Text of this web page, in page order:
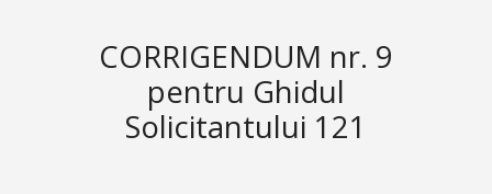
CORRIGENDUM nr. 9
pentru Ghidul
Solicitantului 121